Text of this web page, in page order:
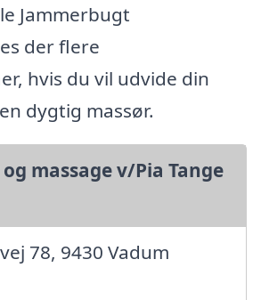
Jammerbugt
der flere
hvis du vil udvide din
dygtig massør.
massage v/Pia Tange
78, 9430 Vadum